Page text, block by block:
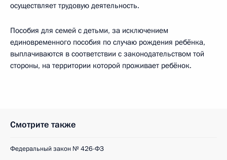
осуществляет трудовую деятельность.
Пособия для семей с детьми, за исключением
единовременного пособия по случаю рождения ребёнка,
выплачиваются в соответствии с законодательством той
стороны, на территории которой проживает ребёнок.
Смотрите также
Федеральный закон № 426-ФЗ